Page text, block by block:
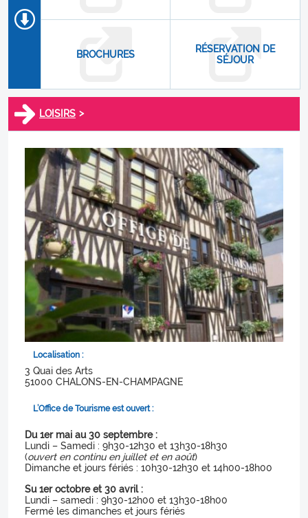
BROCHURES
RÉSERVATION DE
SÉJOUR
LOISIRS >
Localisation :
3 Quai des Arts
51000 CHALONS-EN-CHAMPAGNE
L’Office de Tourisme est ouvert :
Du 1er mai au 30 septembre :
Lundi – Samedi : 9h30-12h30 et 13h30-18h30
(ouvert en continu en juillet et en août)
Dimanche et jours fériés : 10h30-12h30 et 14h00-18h00
Su 1er octobre et 30 avril :
Lundi – samedi : 9h30-12h00 et 13h30-18h00
Fermé les dimanches et jours fériés